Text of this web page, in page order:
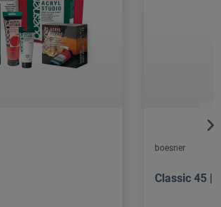
boesner
Classic 45 |